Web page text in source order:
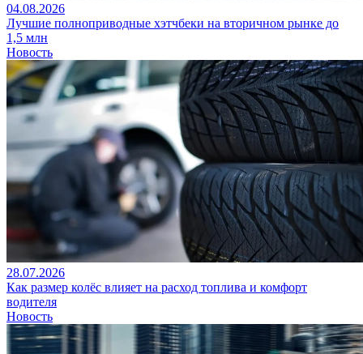
04.08.2026
Лучшие полноприводные хэтчбеки на вторичном рынке до
1,5 млн
Новость
28.07.2026
Как размер колёс влияет на расход топлива и комфорт
водителя
Новость